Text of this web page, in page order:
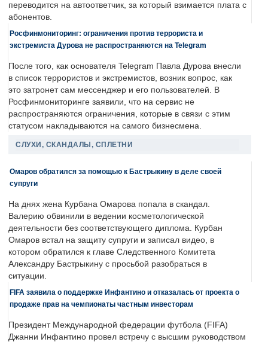
переводится на автоответчик, за который взимается плата с
абонентов.
Росфинмониторинг: ограничения против террориста и
экстремиста Дурова не распространяются на Telegram
После того, как основателя Telegram Павла Дурова внесли
в список террористов и экстремистов, возник вопрос, как
это затронет сам мессенджер и его пользователей. В
Росфинмониторинге заявили, что на сервис не
распространяются ограничения, которые в связи с этим
статусом накладываются на самого бизнесмена.
СЛУХИ, СКАНДАЛЫ, СПЛЕТНИ
Омаров обратился за помощью к Бастрыкину в деле своей
супруги
На днях жена Курбана Омарова попала в скандал.
Валерию обвинили в ведении косметологической
деятельности без соответствующего диплома. Курбан
Омаров встал на защиту супруги и записал видео, в
котором обратился к главе Следственного Комитета
Александру Бастрыкину с просьбой разобраться в
ситуации.
FIFA заявила о поддержке Инфантино и отказалась от проекта о
продаже прав на чемпионаты частным инвесторам
Президент Международной федерации футбола (FIFA)
Джанни Инфантино провел встречу с высшим руководством